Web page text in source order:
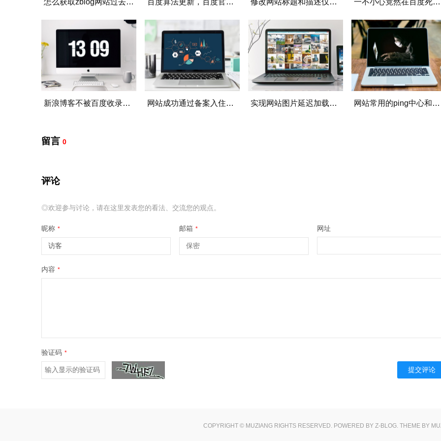
新浪博客不被百度收录的原因以及解决方法 网站成功通过备案入住阿里云服务器并更换主题 实现网站图片延迟加载提高网站打开速度的方法代码 网站常用的ping中心和引用通知发送器地址大全
留言 0
评论
◎欢迎参与讨论，请在这里发表您的看法、交流您的观点。
昵称 * 邮箱 * 网址
内容 *
验证码 *
COPYRIGHT © MUZIANG RIGHTS RESERVED. POWERED BY Z-BLOG . THEME BY